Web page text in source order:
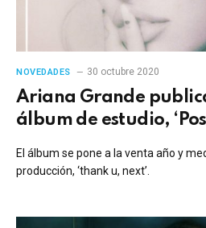
NOVEDADES 30 octubre 2020
Ariana Grande
álbum de estudio,
El álbum se pone a la venta año y
producción, ‘thank u, next’.